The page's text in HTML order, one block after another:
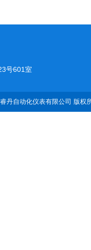
号601室
丹自动化仪表有限公司 版权